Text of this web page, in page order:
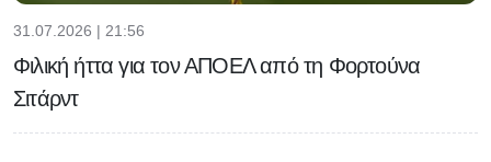
31.07.2026 | 21:56
Φιλική ήττα για τον ΑΠΟΕΛ από τη Φορτούνα
Σιτάρντ